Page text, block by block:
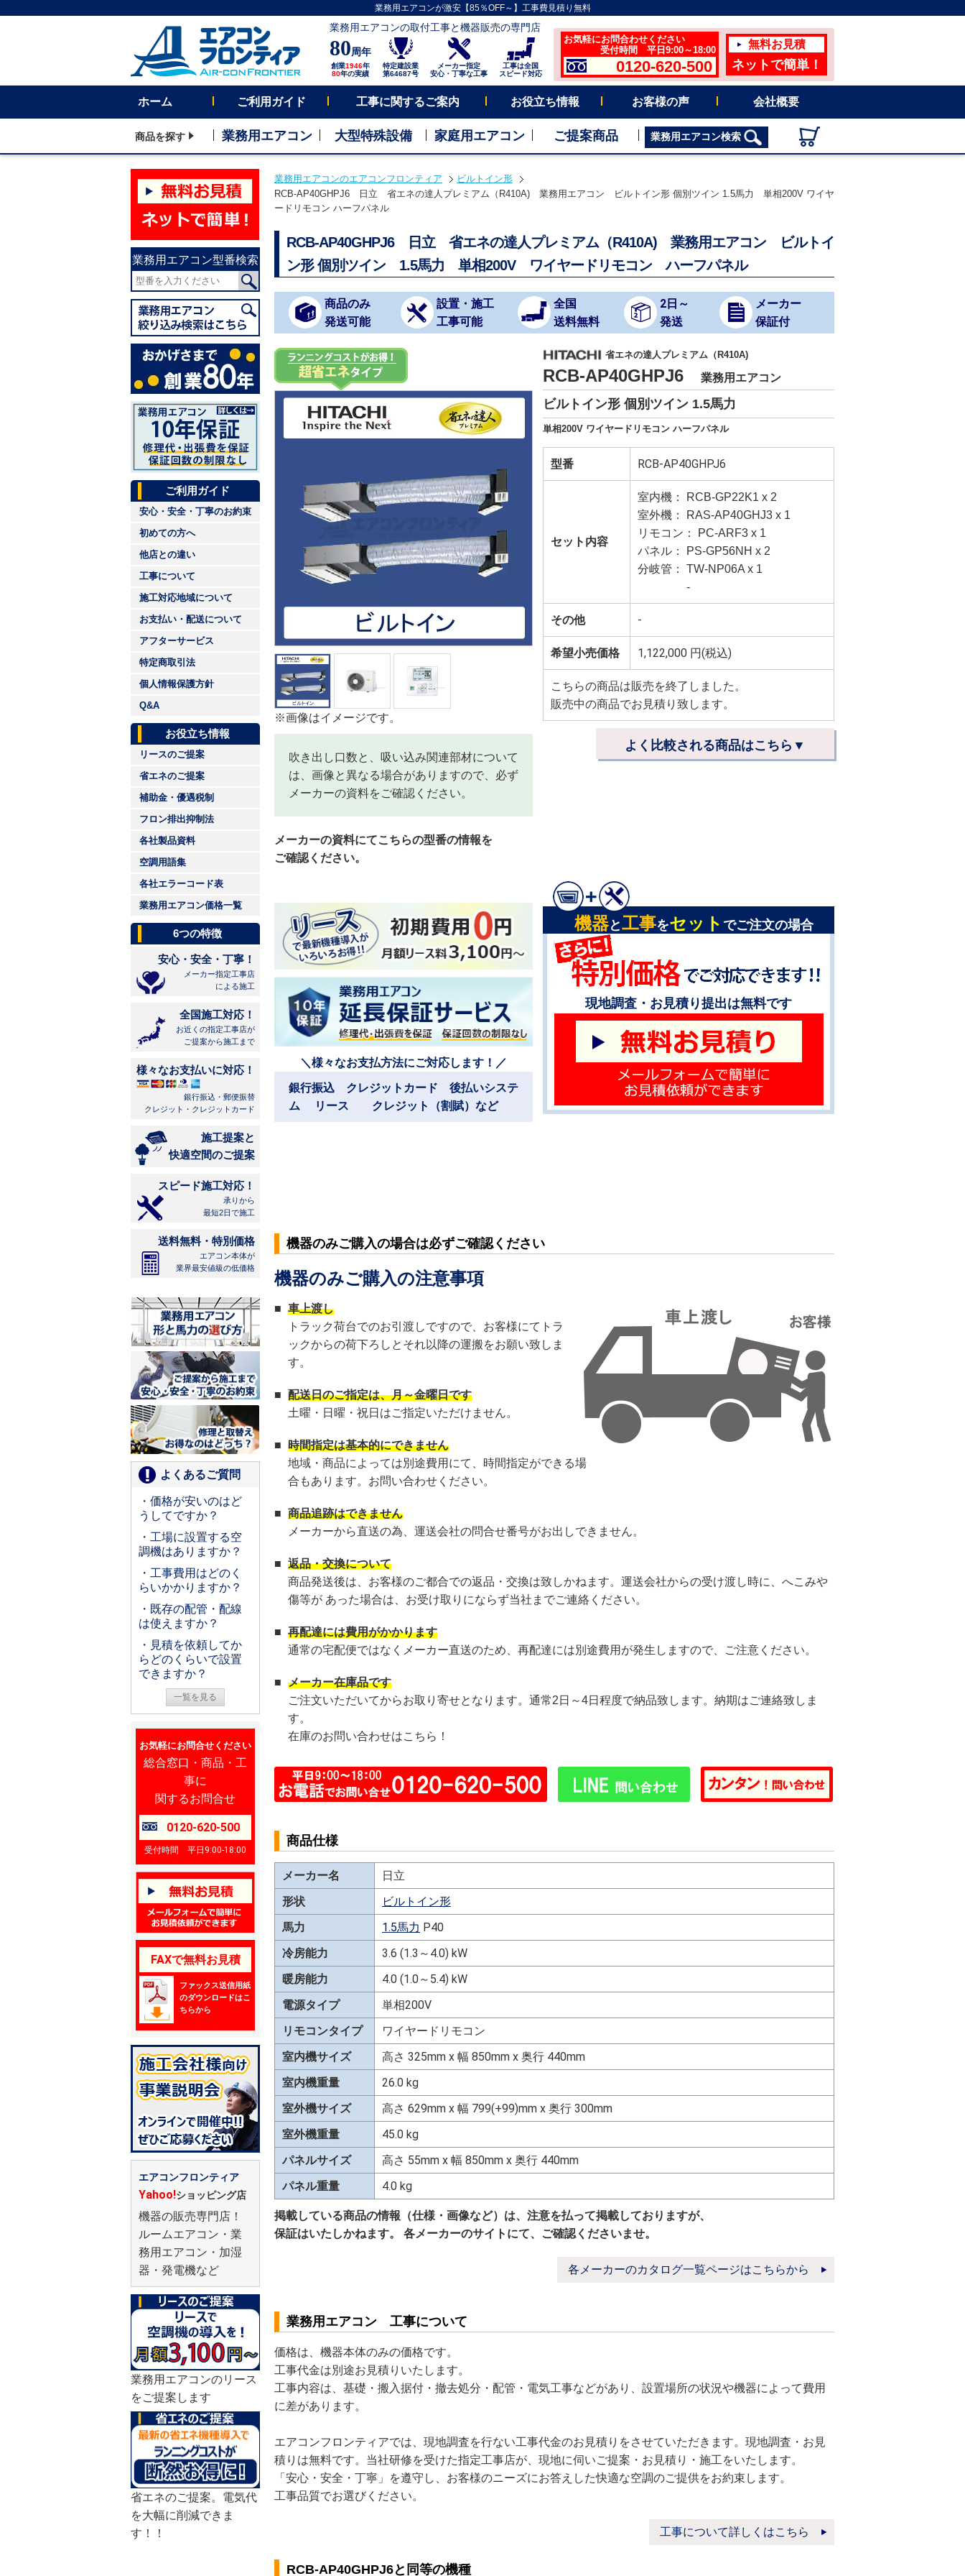
業務用エアコンが激安【85％OFF～】工事費見積り無料
業務用エアコンの取付工事と機器販売の専門店
80周年
創業1946年
80年の実績
特定建設業
第64687号
メーカー指定
安心・丁寧な工事
工事は全国
スピード対応
お気軽にお問合わせください
受付時間 平日9:00～18:00
0120-620-500
無料お見積
ネットで簡単！
ホーム ご利用ガイド 工事に関するご案内 お役立ち情報 お客様の声 会社概要
商品を探す 業務用エアコン 大型特殊設備 家庭用エアコン ご提案商品 業務用エアコン検索
業務用エアコン型番検索
ご利用ガイド
安心・安全・丁寧のお約束
初めての方へ
他店との違い
工事について
施工対応地域について
お支払い・配送について
アフターサービス
特定商取引法
個人情報保護方針
Q&A
お役立ち情報
リースのご提案
省エネのご提案
補助金・優遇税制
フロン排出抑制法
各社製品資料
空調用語集
各社エラーコード表
業務用エアコン価格一覧
6つの特徴
安心・安全・丁寧！
メーカー指定工事店
による施工
全国施工対応！
お近くの指定工事店が
ご提案から施工まで
様々なお支払いに対応！
銀行振込・郵便振替
クレジット・クレジットカード
施工提案と
快適空間のご提案
スピード施工対応！
承りから
最短2日で施工
送料無料・特別価格
エアコン本体が
業界最安値級の低価格
よくあるご質問
・価格が安いのはど
うしてですか？
・工場に設置する空
調機はありますか？
・工事費用はどのく
らいかかりますか？
・既存の配管・配線
は使えますか？
・見積を依頼してか
らどのくらいで設置
できますか？
一覧を見る
お気軽にお問合せください
総合窓口・商品・工
事に
関するお問合せ
0120-620-500
受付時間 平日9:00-18:00
FAXで無料お見積
ファックス送信用紙
のダウンロードはこ
ちらから
エアコンフロンティア
Yahoo!ショッピング店
機器の販売専門店！
ルームエアコン・業
務用エアコン・加湿
器・発電機など
業務用エアコンのリース
をご提案します
省エネのご提案。電気代
を大幅に削減できま
す！！
業務用エアコンのエアコンフロンティア
ビルトイン形
RCB-AP40GHPJ6 日立 省エネの達人プレミアム（R410A) 業務用エアコン ビルトイン形 個別ツイン 1.5馬力 単相200V ワイヤ
ードリモコン ハーフパネル
RCB-AP40GHPJ6 日立 省エネの達人プレミアム（R410A) 業務用エアコン ビルトイ
ン形 個別ツイン 1.5馬力 単相200V ワイヤードリモコン ハーフパネル
商品のみ
発送可能
設置・施工
工事可能
全国
送料無料
2日～
発送
メーカー
保証付
※画像はイメージです。
吹き出し口数と、吸い込み関連部材について
は、画像と異なる場合がありますので、必ず
メーカーの資料をご確認ください。
メーカーの資料にてこちらの型番の情報を
ご確認ください。
省エネの達人プレミアム（R410A)
RCB-AP40GHPJ6 業務用エアコン
ビルトイン形 個別ツイン 1.5馬力
単相200V ワイヤードリモコン ハーフパネル
型番 RCB-AP40GHPJ6
セット内容
室内機： RCB-GP22K1 x 2
室外機： RAS-AP40GHJ3 x 1
リモコン： PC-ARF3 x 1
パネル： PS-GP56NH x 2
分岐管： TW-NP06A x 1
-
その他 -
希望小売価格 1,122,000 円(税込)
こちらの商品は販売を終了しました。
販売中の商品でお見積り致します。
よく比較される商品はこちら▼
＼様々なお支払方法にご対応します！／
銀行振込 クレジットカード 後払いシステ
ム リース クレジット（割賦）など
機器と工事をセット でご注文の場合
現地調査・お見積り提出は無料です
機器のみご購入の場合は必ずご確認ください
機器のみご購入の注意事項
■ 車上渡し
トラック荷台でのお引渡しですので、お客様にてトラ
ックからの荷下ろしとそれ以降の運搬をお願い致しま
す。
■ 配送日のご指定は、月～金曜日です
土曜・日曜・祝日はご指定いただけません。
■ 時間指定は基本的にできません
地域・商品によっては別途費用にて、時間指定ができる場
合もあります。お問い合わせください。
■ 商品追跡はできません
メーカーから直送の為、運送会社の問合せ番号がお出しできません。
■ 返品・交換について
商品発送後は、お客様のご都合での返品・交換は致しかねます。運送会社からの受け渡し時に、へこみや
傷等が あった場合は、お受け取りにならず当社までご連絡ください。
■ 再配達には費用がかかります
通常の宅配便ではなくメーカー直送のため、再配達には別途費用が発生しますので、ご注意ください。
■ メーカー在庫品です
ご注文いただいてからお取り寄せとなります。通常2日～4日程度で納品致します。納期はご連絡致しま
す。
在庫のお問い合わせはこちら！
商品仕様
メーカー名
日立
形状
ビルトイン形
馬力
1.5馬力 P40
冷房能力
3.6 (1.3～4.0) kW
暖房能力
4.0 (1.0～5.4) kW
電源タイプ
単相200V
リモコンタイプ
ワイヤードリモコン
室内機サイズ
高さ 325mm x 幅 850mm x 奥行 440mm
室内機重量
26.0 kg
室外機サイズ
高さ 629mm x 幅 799(+99)mm x 奥行 300mm
室外機重量
45.0 kg
パネルサイズ
高さ 55mm x 幅 850mm x 奥行 440mm
パネル重量
4.0 kg
掲載している商品の情報（仕様・画像など）は、注意を払って掲載しておりますが、
保証はいたしかねます。 各メーカーのサイトにて、ご確認くださいませ。
各メーカーのカタログ一覧ページはこちらから
業務用エアコン 工事について
価格は、機器本体のみの価格です。
工事代金は別途お見積りいたします。
工事内容は、基礎・搬入据付・撤去処分・配管・電気工事などがあり、設置場所の状況や機器によって費用
に差があります。
エアコンフロンティアでは、現地調査を行ない工事代金のお見積りをさせていただきます。現地調査・お見
積りは無料です。当社研修を受けた指定工事店が、現地に伺いご提案・お見積り・施工をいたします。
「安心・安全・丁寧」を遵守し、お客様のニーズにお答えした快適な空調のご提供をお約束します。
工事品質でお選びください。
工事について詳しくはこちら
RCB-AP40GHPJ6と同等の機種